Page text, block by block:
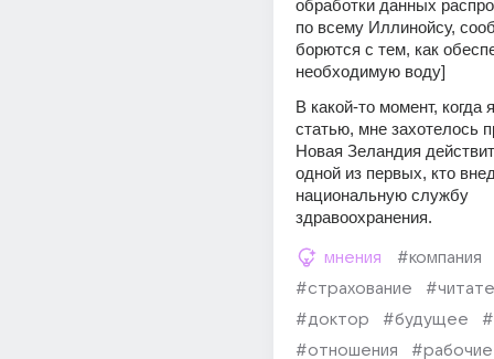
обработки данных
по всему Иллинойсу,
борются с тем, как
необходимую воду]
В какой-то момент, когда
статью, мне захотелось
Новая Зеландия
одной из первых, кто
национальную службу
здравоохранения.
мнения
#компания
#страхование
#доктор
#будущее
#отношения
#рабочие